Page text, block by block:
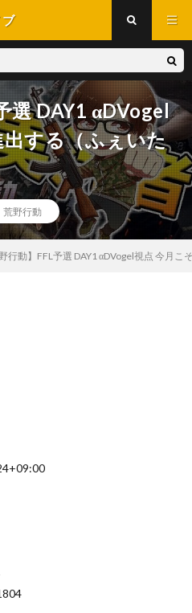
選 DAY1 αDVogel
する（ふぇいた
荒野行動
野行動】FFL予選 DAY1 αDVogel視点 今月